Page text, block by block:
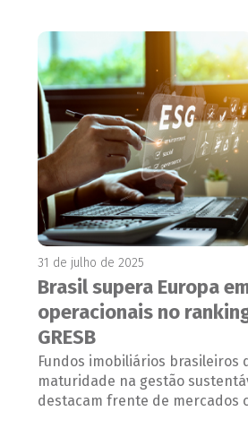
31 de julho de 2025
Brasil supera Europa
operacionais no
GRESB
Fundos imobiliários brasileiros
maturidade na gestão
destacam frente de mercados